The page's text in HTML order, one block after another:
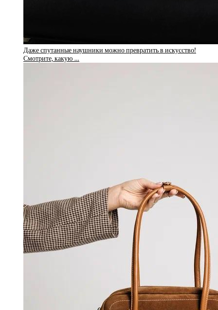
Даже спутанные наушники можно превратить в искусство!
Смотрите, какую …